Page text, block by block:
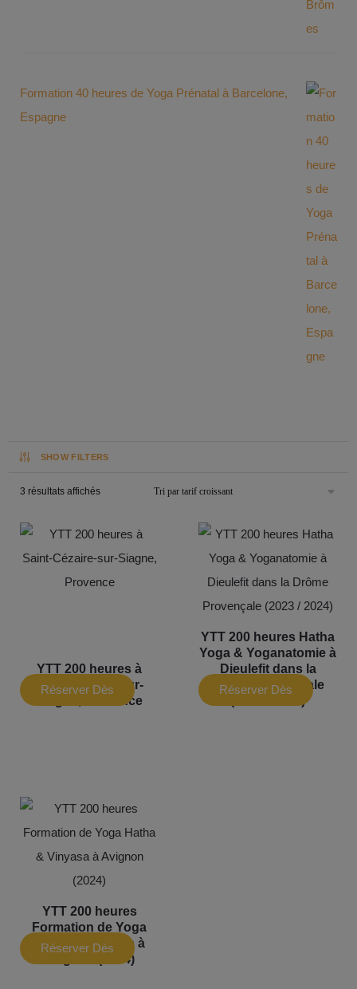
Formation 40 heures de Yoga Prénatal à Barcelone,
Espagne
SHOW FILTERS
3 résultats affichés
YTT 200 heures à
Saint-Cézaire-sur-
Siagne, Provence
Réserver Dès
YTT 200 heures Hatha
Yoga & Yoganatomie à
Dieulefit dans la
Drôme Provençale
(2023 / 2024)
Réserver Dès
YTT 200 heures
Formation de Yoga
Hatha & Vinyasa à
Avignon (2024)
Réserver Dès